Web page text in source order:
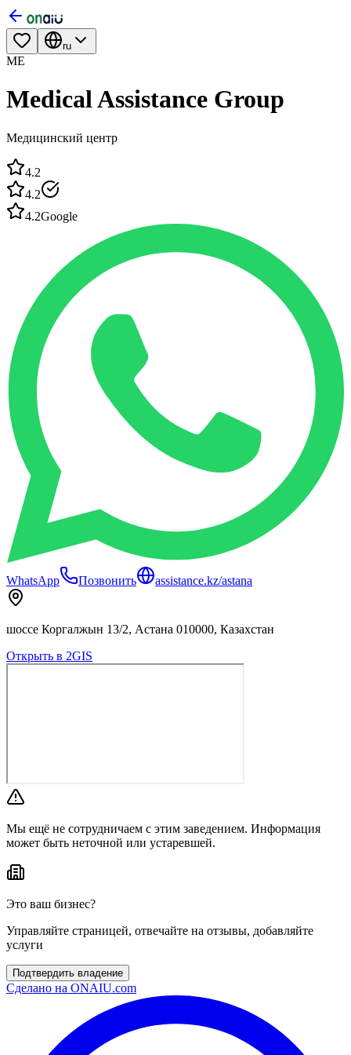
ru
ME
Medical Assistance Group
Медицинский центр
4.2
4.2
4.2Google
WhatsApp Позвонить assistance.kz/astana
шоссе Коргалжын 13/2, Астана 010000, Казахстан
Открыть в 2GIS
Мы ещё не сотрудничаем с этим заведением. Информация
может быть неточной или устаревшей.
Это ваш бизнес?
Управляйте страницей, отвечайте на отзывы, добавляйте
услуги
Подтвердить владение
Сделано на ONAIU.com